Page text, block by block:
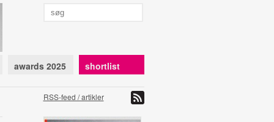
awards 2025 shortlist
RSS-feed / artikler